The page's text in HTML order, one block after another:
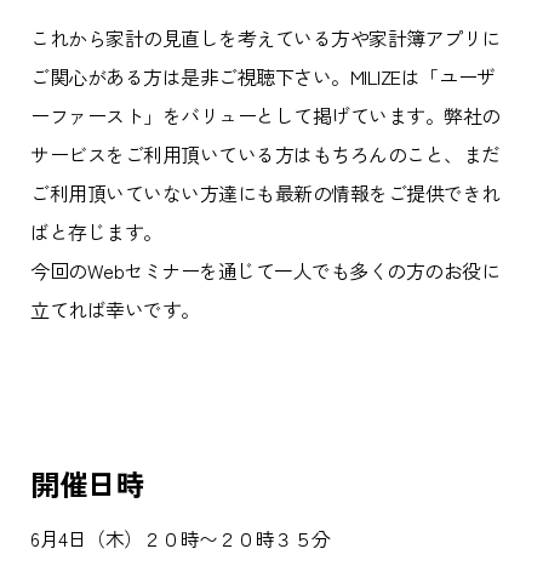
これから家計の見直しを考えている方や家計簿アプリに
ご関心がある方は是非ご視聴下さい。MILIZEは「ユーザ
ーファースト」をバリューとして掲げています。弊社の
サービスをご利用頂いている方はもちろんのこと、まだ
ご利用頂いていない方達にも最新の情報をご提供できれ
ばと存じます。
今回のWebセミナーを通じて一人でも多くの方のお役に
立てれば幸いです。
開催日時
6月4日（木）２０時〜２０時３５分